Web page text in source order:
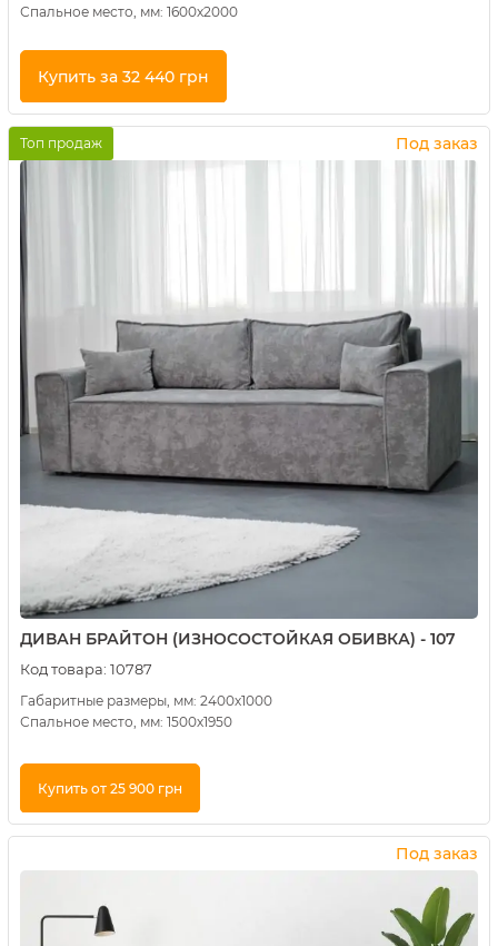
Спальное место, мм: 1600х2000
Купить за 32 440 грн
Купить в 1 клик
Под заказ
Топ продаж
ДИВАН БРАЙТОН (ИЗНОСОСТОЙКАЯ ОБИВКА) - 107
Код товара: 10787
Габаритные размеры, мм: 2400х1000
Спальное место, мм: 1500х1950
Купить от 25 900 грн
Купить в 1 клик
Под заказ